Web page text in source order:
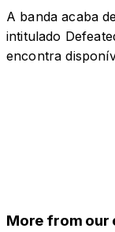
A banda acaba
intitulado
encontra
More from our